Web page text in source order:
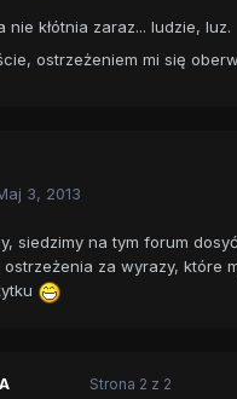
nie kłótnia zaraz... ludzie, luz.
ostrzeżeniem mi się
3, 2013
siedzimy na tym forum
ostrzeżenia za wyrazy, które
Strona 2 z 2